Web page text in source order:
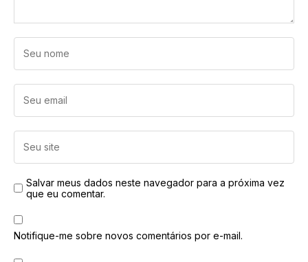
Salvar meus dados neste navegador para a próxima vez
que eu comentar.
Notifique-me sobre novos comentários por e-mail.